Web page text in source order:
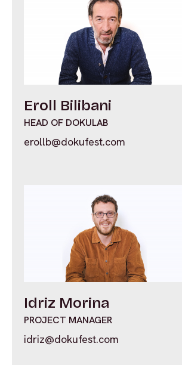
Eroll Bilibani
HEAD OF DOKULAB
erollb@dokufest.com
Idriz Morina
PROJECT MANAGER
idriz@dokufest.com